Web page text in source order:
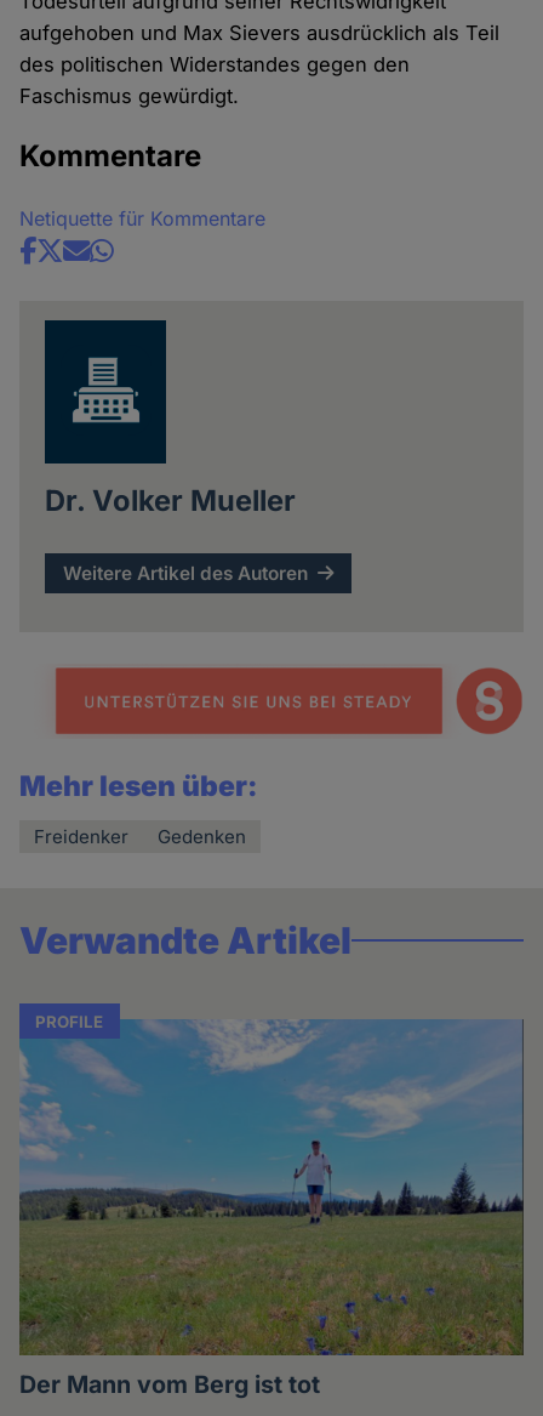
aufgehoben und Max Sievers ausdrücklich als Teil
des politischen Widerstandes gegen den
Faschismus gewürdigt.
Kommentare
Netiquette für Kommentare
Share
Dr. Volker Mueller
Weitere Artikel des Autoren
Mehr lesen über:
Freidenker Gedenken
Verwandte Artikel
PROFILE
Der Mann vom Berg ist tot